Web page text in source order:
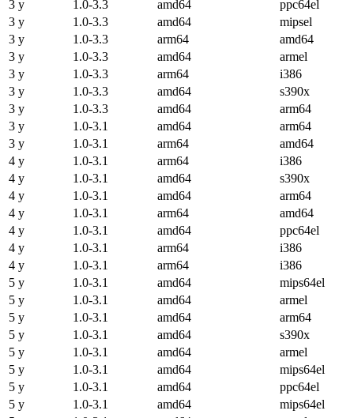
3 y
1.0-3.3 amd64
ppc64el
3 y
1.0-3.3 amd64
mipsel
3 y
1.0-3.3 arm64
amd64
3 y
1.0-3.3 amd64
armel
3 y
1.0-3.3 arm64
i386
3 y
1.0-3.3 amd64
s390x
3 y
1.0-3.3 amd64
arm64
3 y
1.0-3.1 amd64
arm64
3 y
1.0-3.1 arm64
amd64
4 y
1.0-3.1 arm64
i386
4 y
1.0-3.1 amd64
s390x
4 y
1.0-3.1 amd64
arm64
4 y
1.0-3.1 arm64
amd64
4 y
1.0-3.1 amd64
ppc64el
4 y
1.0-3.1 arm64
i386
4 y
1.0-3.1 arm64
i386
5 y
1.0-3.1 amd64
mips64el
5 y
1.0-3.1 amd64
armel
5 y
1.0-3.1 amd64
arm64
5 y
1.0-3.1 amd64
s390x
5 y
1.0-3.1 amd64
armel
5 y
1.0-3.1 amd64
mips64el
5 y
1.0-3.1 amd64
ppc64el
5 y
1.0-3.1 amd64
mips64el